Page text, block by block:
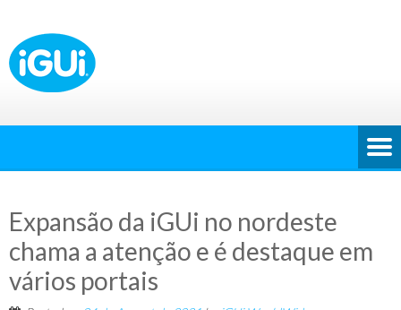
Expansão da iGUi no nordeste
chama a atenção e é destaque em
vários portais